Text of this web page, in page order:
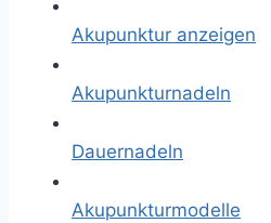
Akupunktur anzeigen
Akupunkturnadeln
Dauernadeln
Akupunkturmodelle